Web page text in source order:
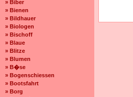
» Biber
» Bienen
» Bildhauer
» Biologen
» Bischoff
» Blaue
» Blitze
» Blumen
» B�se
» Bogenschiessen
» Bootsfahrt
» Borg